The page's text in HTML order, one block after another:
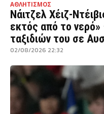
ΑΘΛΗΤΙΣΜΟΣ
Νάιτζελ Χέιζ-
εκτός από το
ταξιδιών του σε
02/08/2026 22:32